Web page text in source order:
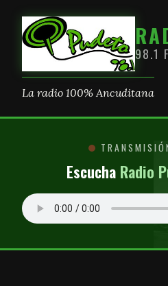
98.1
La radio 100% Ancuditana
Escucha Radio